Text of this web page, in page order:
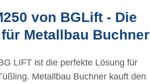
von BGLift - Die
Metallbau Buchner
LIFT ist die perfekte Lösung für
Metallbau Buchner kauft den